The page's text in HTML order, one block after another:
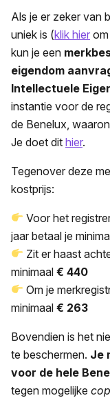
Als je er zeker van
uniek is (klik hier
kun je een
eigendom
Intellectuele
instantie voor de
de Benelux,
Je doet dit hier.
Tegenover deze
kostprijs:
Voor het
jaar betaal je
Zit er haast
minimaal € 440
Om je
minimaal € 263
Bovendien is het
te beschermen. Je
voor de hele
tegen mogelijke